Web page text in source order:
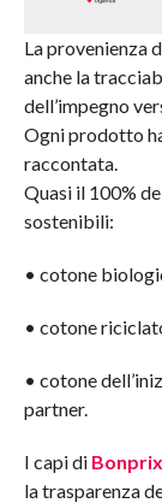
La provenienza
anche la
dell’impegno
Ogni prodotto
raccontata.
Quasi il 100%
sostenibili:
• cotone
• cotone
• cotone
partner.
I capi di Bonprix
la trasparenza